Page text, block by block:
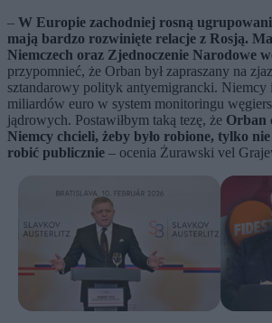
– W Europie zachodniej rosną
mają bardzo rozwinięte relacje z Rosją.
Niemczech oraz Zjednoczenie Narodowe
przypomnieć, że Orban był zapraszany na
sztandarowy polityk antyemigrancki. Niemcy
miliardów euro w system monitoringu
jądrowych. Postawiłbym taką tezę, że Orban
Niemcy chcieli, żeby było robione, tylko
robić publicznie – ocenia Żurawski vel